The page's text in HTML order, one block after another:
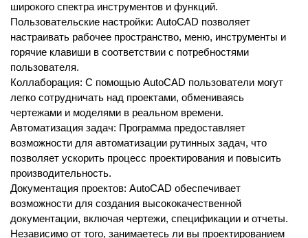
широкого спектра инструментов и функций.
Пользовательские настройки: AutoCAD позволяет
настраивать рабочее пространство, меню, инструменты и
горячие клавиши в соответствии с потребностями
пользователя.
Коллаборация: С помощью AutoCAD пользователи могут
легко сотрудничать над проектами, обмениваясь
чертежами и моделями в реальном времени.
Автоматизация задач: Программа предоставляет
возможности для автоматизации рутинных задач, что
позволяет ускорить процесс проектирования и повысить
производительность.
Документация проектов: AutoCAD обеспечивает
возможности для создания высококачественной
документации, включая чертежи, спецификации и отчеты.
Независимо от того, занимаетесь ли вы проектированием